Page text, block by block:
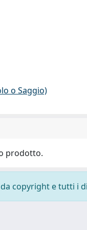
o Saggio)
prodotto.
copyright e tutti i